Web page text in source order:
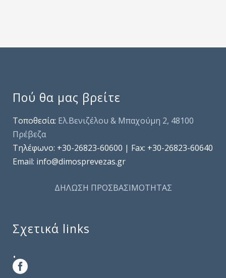
Πού θα μας βρείτε
Τοποθεσία: Ελ.Βενιζέλου & Μπαχούμη 2, 48100
Πρέβεζα
Τηλέφωνo: +30-26823-60600 | Fax: +30-26823-60640
Email: info@dimosprevezas.gr
ΔΗΛΩΣΗ ΠΡΟΣΒΑΣΙΜΟΤΗΤΑΣ
Σχετικά links
.